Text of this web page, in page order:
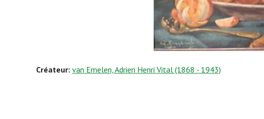
Créateur: van Emelen, Adrien Henri Vital (1868 - 1943)